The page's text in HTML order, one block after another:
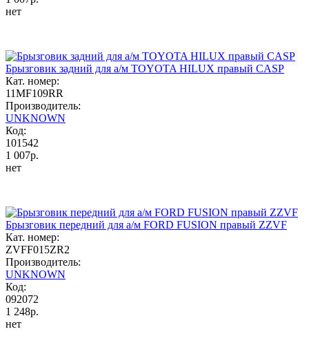
нет
Брызговик задний для а/м TOYOTA HILUX правый CASP
Кат. номер:
11MF109RR
Производитель:
UNKNOWN
Код:
101542
1 007р.
нет
Брызговик передний для а/м FORD FUSION правый ZZVF
Кат. номер:
ZVFF015ZR2
Производитель:
UNKNOWN
Код:
092072
1 248р.
нет